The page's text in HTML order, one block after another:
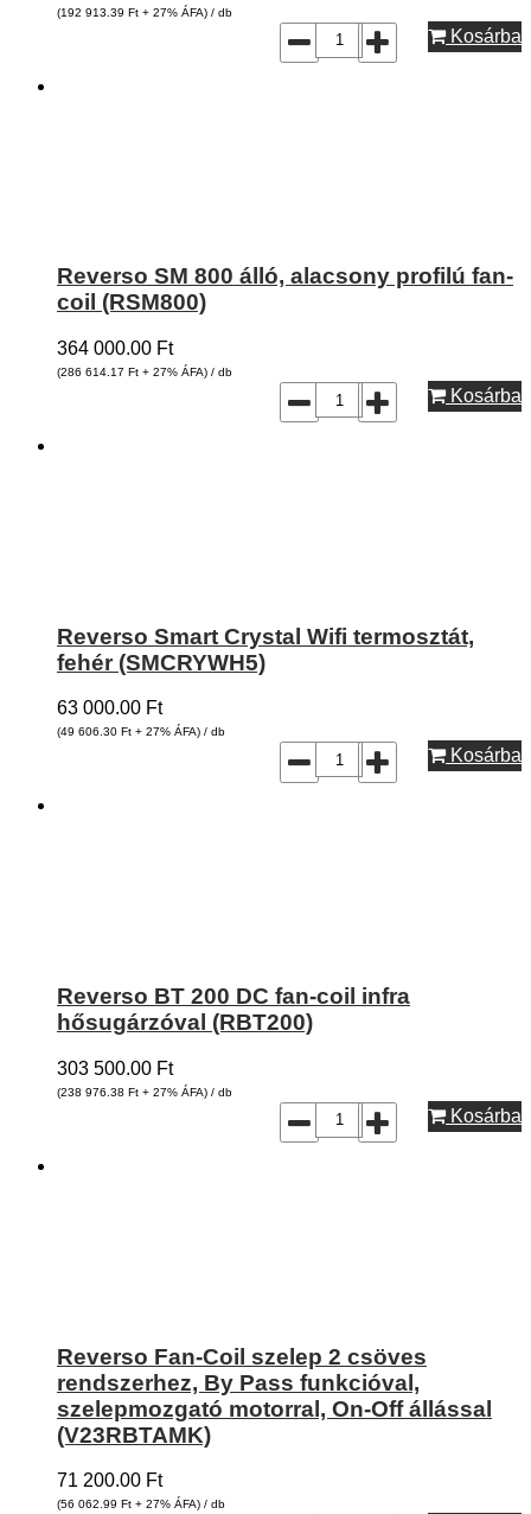
(192 913.39 Ft + 27% ÁFA) / db
Kosárba
Reverso SM 800 álló, alacsony profilú fan-
coil (RSM800)
364 000.00 Ft
(286 614.17 Ft + 27% ÁFA) / db
Kosárba
Reverso Smart Crystal Wifi termosztát,
fehér (SMCRYWH5)
63 000.00 Ft
(49 606.30 Ft + 27% ÁFA) / db
Kosárba
Reverso BT 200 DC fan-coil infra
hősugárzóval (RBT200)
303 500.00 Ft
(238 976.38 Ft + 27% ÁFA) / db
Kosárba
Reverso Fan-Coil szelep 2 csöves
rendszerhez, By Pass funkcióval,
szelepmozgató motorral, On-Off állással
(V23RBTAMK)
71 200.00 Ft
(56 062.99 Ft + 27% ÁFA) / db